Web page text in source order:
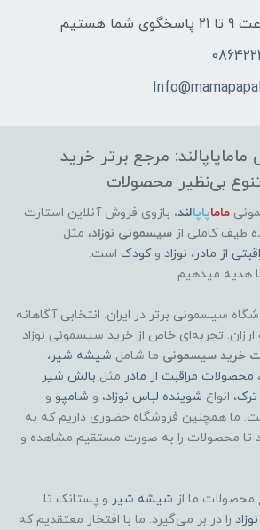
هستیم
مرجع برتر خرید
بی‌نظیر محصولات
ماماپاپالند، بازوی فروش آنلاین استارت
طیف کاملی از سیسمونی نوزاد، مثل
از مادر، نوزاد وکودک است.
هدیه میدهیم.
سیسمونی برتر در ایران. انتخابی آگاهانه
تجربه‌ای خاص از خرید سیسمونی نوزاد
خرید سیسمونی ما شامل شیشه شیر،
، محصولات مراقبت از مادر مثل بالش شیر
، انواع شوینده لباس نوزاد، و شامپو و
ما همچنین فروشگاه حضوری داریم که به
تا محصولات را به صورت مستقیم مشاهده و
ما از شیشه شیر و پستانک تا
را در بر می‌گیرد. ما با افتخار معتقدیم که